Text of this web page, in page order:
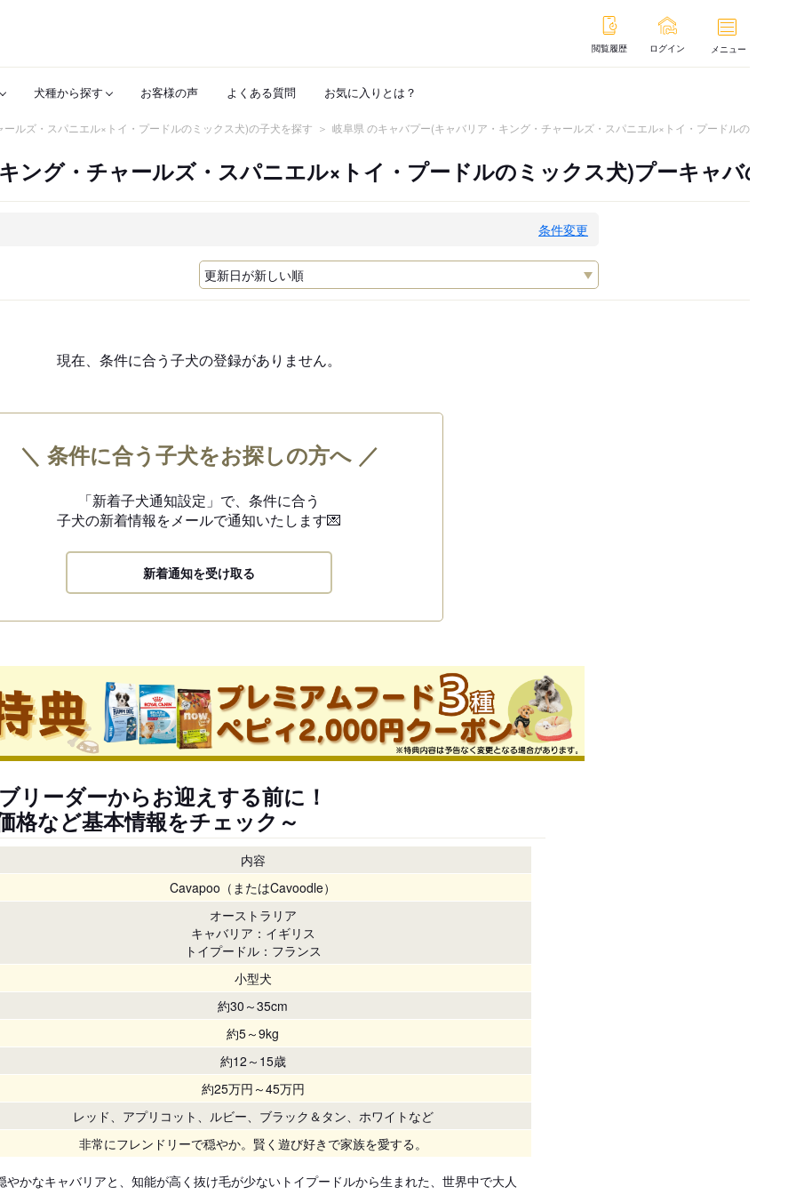
閲覧履歴 ログイン メニュー
犬種から探す お客様の声 よくある質問 お気に入りとは？
ルズ・スパニエル×トイ・プードルのミックス犬)の子犬を探す 岐阜県 のキャバプー(キャバリア・キング・チャールズ・スパニエル×トイ・プードルのミック
ング・チャールズ・スパニエル×トイ・プードルのミックス犬)プーキャバの子
条件変更
現在、条件に合う子犬の登録がありません。
＼ 条件に合う子犬をお探しの方へ ／
「新着子犬通知設定」で、 条件に合う
子犬の新着情報をメールで通知いたします💌
新着通知を受け取る
リーダーからお迎えする前に！
格など基本情報をチェック～
内容
Cavapoo（またはCavoodle）
オーストラリア
キャバリア：イギリス
トイプードル：フランス
小型犬
約30～35cm
約5～9kg
約12～15歳
約25万円～45万円
レッド、アプリコット、ルビー、ブラック＆タン、ホワイトなど
非常にフレンドリーで穏やか。賢く遊び好きで家族を愛する。
やかなキャバリアと、知能が高く抜け毛が少ないトイプードルから生まれた、世界中で大人